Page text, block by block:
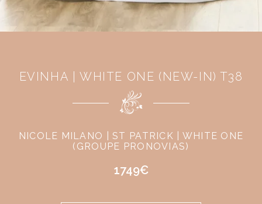
EVINHA | WHITE ONE (NEW-IN) T38
NICOLE MILANO | ST PATRICK | WHITE ONE
(GROUPE PRONOVIAS)
1749€